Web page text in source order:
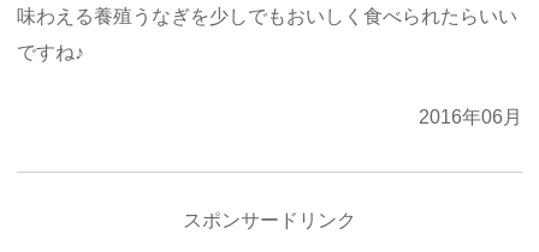
味わえる養殖うなぎを少しでもおいしく食べられたらいい
ですね♪
2016年06月
スポンサードリンク